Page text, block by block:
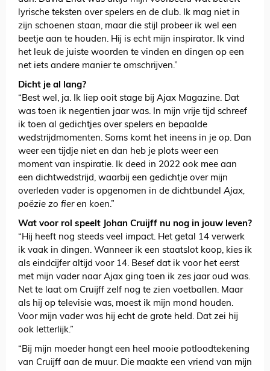
lyrische teksten over spelers en de club. Ik mag niet in
zijn schoenen staan, maar die stijl probeer ik wel een
beetje aan te houden. Hij is echt mijn inspirator. Ik vind
het leuk de juiste woorden te vinden en dingen op een
net iets andere manier te omschrijven.”
Dicht je al lang?
“Best wel, ja. Ik liep ooit stage bij Ajax Magazine. Dat
was toen ik negentien jaar was. In mijn vrije tijd schreef
ik toen al gedichtjes over spelers en bepaalde
wedstrijdmomenten. Soms komt het ineens in je op. Dan
weer een tijdje niet en dan heb je plots weer een
moment van inspiratie. Ik deed in 2022 ook mee aan
een dichtwedstrijd, waarbij een gedichtje over mijn
overleden vader is opgenomen in de dichtbundel Ajax,
poëzie zo fier en koen.”
Wat voor rol speelt Johan Cruijff nu nog in jouw leven?
“Hij heeft nog steeds veel impact. Het getal 14 verwerk
ik vaak in dingen. Wanneer ik een staatslot koop, kies ik
als eindcijfer altijd voor 14. Besef dat ik voor het eerst
met mijn vader naar Ajax ging toen ik zes jaar oud was.
Net te laat om Cruijff zelf nog te zien voetballen. Maar
als hij op televisie was, moest ik mijn mond houden.
Voor mijn vader was hij echt de grote held. Dat zei hij
ook letterlijk.”
“Bij mijn moeder hangt een heel mooie potloodtekening
van Cruijff aan de muur. Die maakte een vriend van mijn